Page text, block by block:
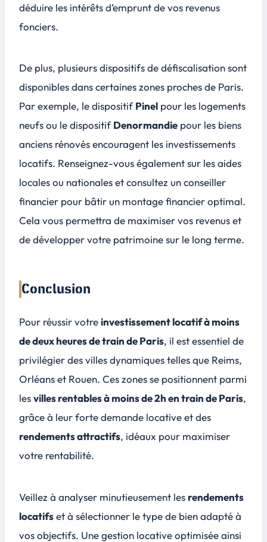
déduire les intérêts d’emprunt de vos revenus
fonciers.
De plus, plusieursdispositifs de défiscalisationsont
disponibles dans certaines zones proches de Paris.
Par exemple, le dispositifPinel pour les logements
neufs ou le dispositifDenormandie pour les biens
anciens rénovés encouragent les investissements
locatifs. Renseignez-vous également sur les aides
locales ou nationales et consultez un conseiller
financier pour bâtir un montage financier optimal.
Cela vous permettra de maximiser vos revenus et
de développer votre patrimoine sur le long terme.
Conclusion
Pour réussir votreinvestissement locatif à moins
de deux heures de train de Paris, il est essentiel de
privilégier des villes dynamiques telles que Reims,
Orléanset Rouen. Ces zones se positionnent parmi
lesvilles rentables à moins de 2h en train de Paris,
grâce à leur forte demande locative et des
rendements attractifs, idéaux pour maximiser
votre rentabilité.
Veillez à analyser minutieusement les rendements
locatifset à sélectionner le type de bien adapté à
vos objectifs. Une gestion locative optimisée ainsi